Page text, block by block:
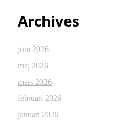
Archives
juni 2026
maj 2026
mars 2026
februari 2026
januari 2026